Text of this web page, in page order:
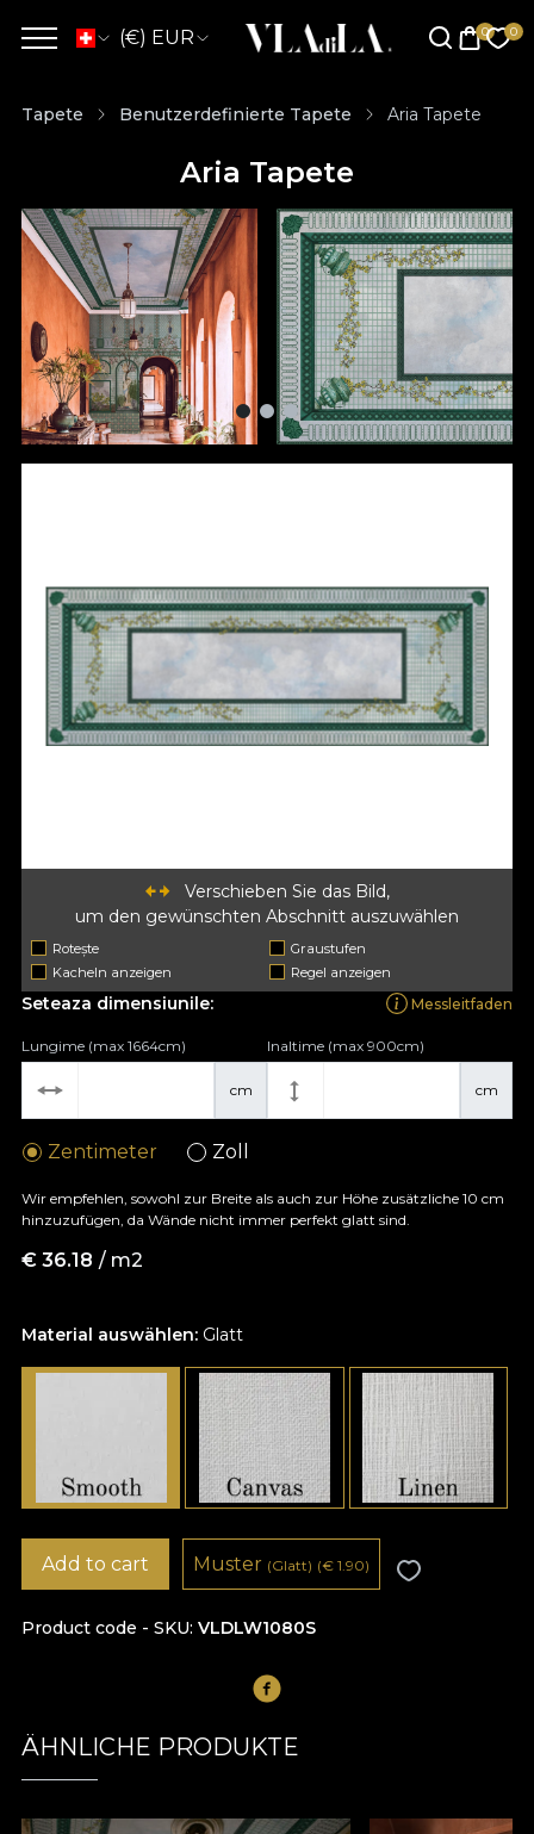
(€) EUR
Tapete Benutzerdefinierte Tapete Aria Tapete
Aria Tapete
Verschieben Sie das Bild,
um den gewünschten Abschnitt auszuwählen
Rotește
Graustufen
Kacheln anzeigen
Regel anzeigen
Material auswählen: Glatt
Seteaza dimensiunile: Messleitfaden
cm
Lungime (max 1664cm)
cm
Inaltime (max 900cm)
Zentimeter Zoll
Wir empfehlen, sowohl zur Breite als auch zur Höhe zusätzliche 10 cm
hinzuzufügen, da Wände nicht immer perfekt glatt sind.
€ 36.18 / m2
Product code - SKU VLDLW1080S
Add to cart Muster (Glatt) (€ 1.90)
ÄHNLICHE PRODUKTE